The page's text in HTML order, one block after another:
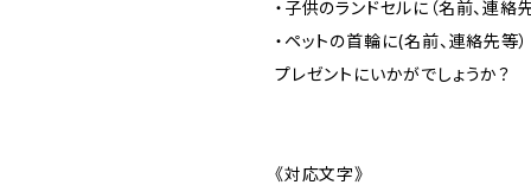
・子供のランドセルに（名前、連絡先
・ペットの首輪に(名前、連絡先等）
プレゼントにいかがでしょうか？
《対応文字》